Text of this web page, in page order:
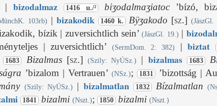
|bizodalmaz 1416 u./² biʒodalmaʒiatoc’bízó,
103rb) | bizakodik 1460 k. Bÿʒakodo [sz.] (JászGl.
bízik | zuversichtlich sein’(JászGl. 19.) |
| zuversichtlich’
(SermDom. 2: 382) |biztat
1683 Bizalmas[sz.] (Szily: NyÚSz.) | bizalmas 1683
’bizalom | Vertrauen’(NSz.); 1831 ’bizottság |
(Szily: NyÚSz.) | bizalmatlan 1832 Bízalmatlan
1841 bizalmi (Nszt.); 1850 bizalmi (Nszt.)